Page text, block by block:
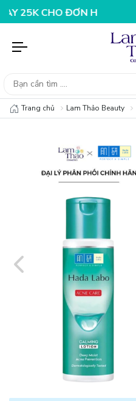
ĐƠN HÀNG 199K
Trang chủ Lam Thảo Beauty